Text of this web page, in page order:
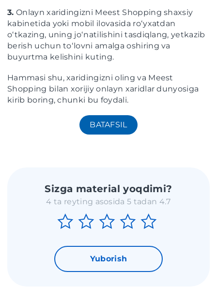
3. Onlayn xaridingizni Meest Shopping shaxsiy
kabinetida yoki mobil ilovasida roʻyxatdan
oʻtkazing, uning joʻnatilishini tasdiqlang, yetkazib
berish uchun toʻlovni amalga oshiring va
buyurtma kelishini kuting.
Hammasi shu, xaridingizni oling va Meest
Shopping bilan xorijiy onlayn xaridlar dunyosiga
kirib boring, chunki bu foydali.
BATAFSIL
Sizga material yoqdimi?
4 ta reyting asosida 5 tadan 4.7
Yuborish